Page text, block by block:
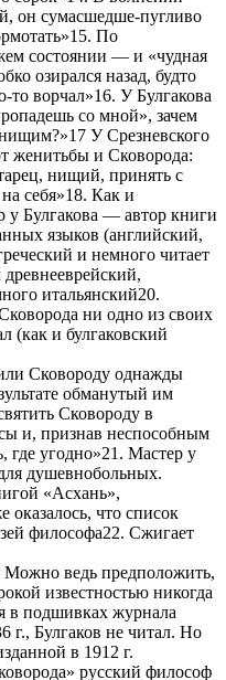
он сумасшедше-пугливо
По
состоянии — и «чудная
озирался назад, будто
то ворчал»16. У Булгакова
со мной», зачем
У Срезневского
женитьбы и Сковорода:
нищий, принять с
себя»18. Как и
у Булгакова — автор книги
языков (английский,
и немного читает
итальянский20.
ни одно из своих
(как и булгаковский
Сковороду однажды
обманутый им
Сковороду в
и, признав неспособным
где угодно»21. Мастер у
душевнобольных.
«Асхань»,
оказалось, что список
философа22. Сжигает
Можно ведь предположить,
известностью никогда
в подшивках журнала
г., Булгаков не читал. Но
в 1912 г.
русский философ